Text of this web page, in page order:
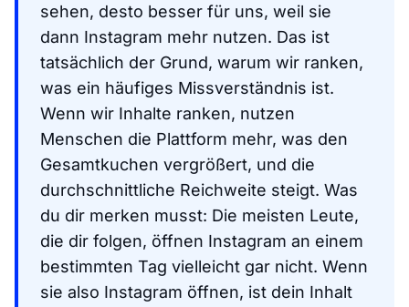
sehen, desto besser für uns, weil sie
dann Instagram mehr nutzen. Das ist
tatsächlich der Grund, warum wir ranken,
was ein häufiges Missverständnis ist.
Wenn wir Inhalte ranken, nutzen
Menschen die Plattform mehr, was den
Gesamtkuchen vergrößert, und die
durchschnittliche Reichweite steigt. Was
du dir merken musst: Die meisten Leute,
die dir folgen, öffnen Instagram an einem
bestimmten Tag vielleicht gar nicht. Wenn
sie also Instagram öffnen, ist dein Inhalt